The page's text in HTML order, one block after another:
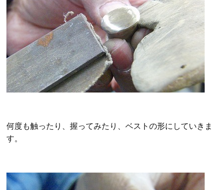
何度も触ったり、握ってみたり、ベストの形にしていきま
す。